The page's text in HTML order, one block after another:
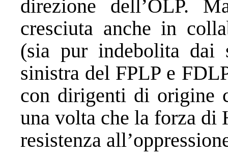
direzione dell’OLP.
cresciuta anche in
(sia pur indebolita dai
sinistra del FPLP e
con dirigenti di origine
una volta che la forza di
resistenza